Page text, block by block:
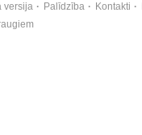
versija Palīdzība Kontakti